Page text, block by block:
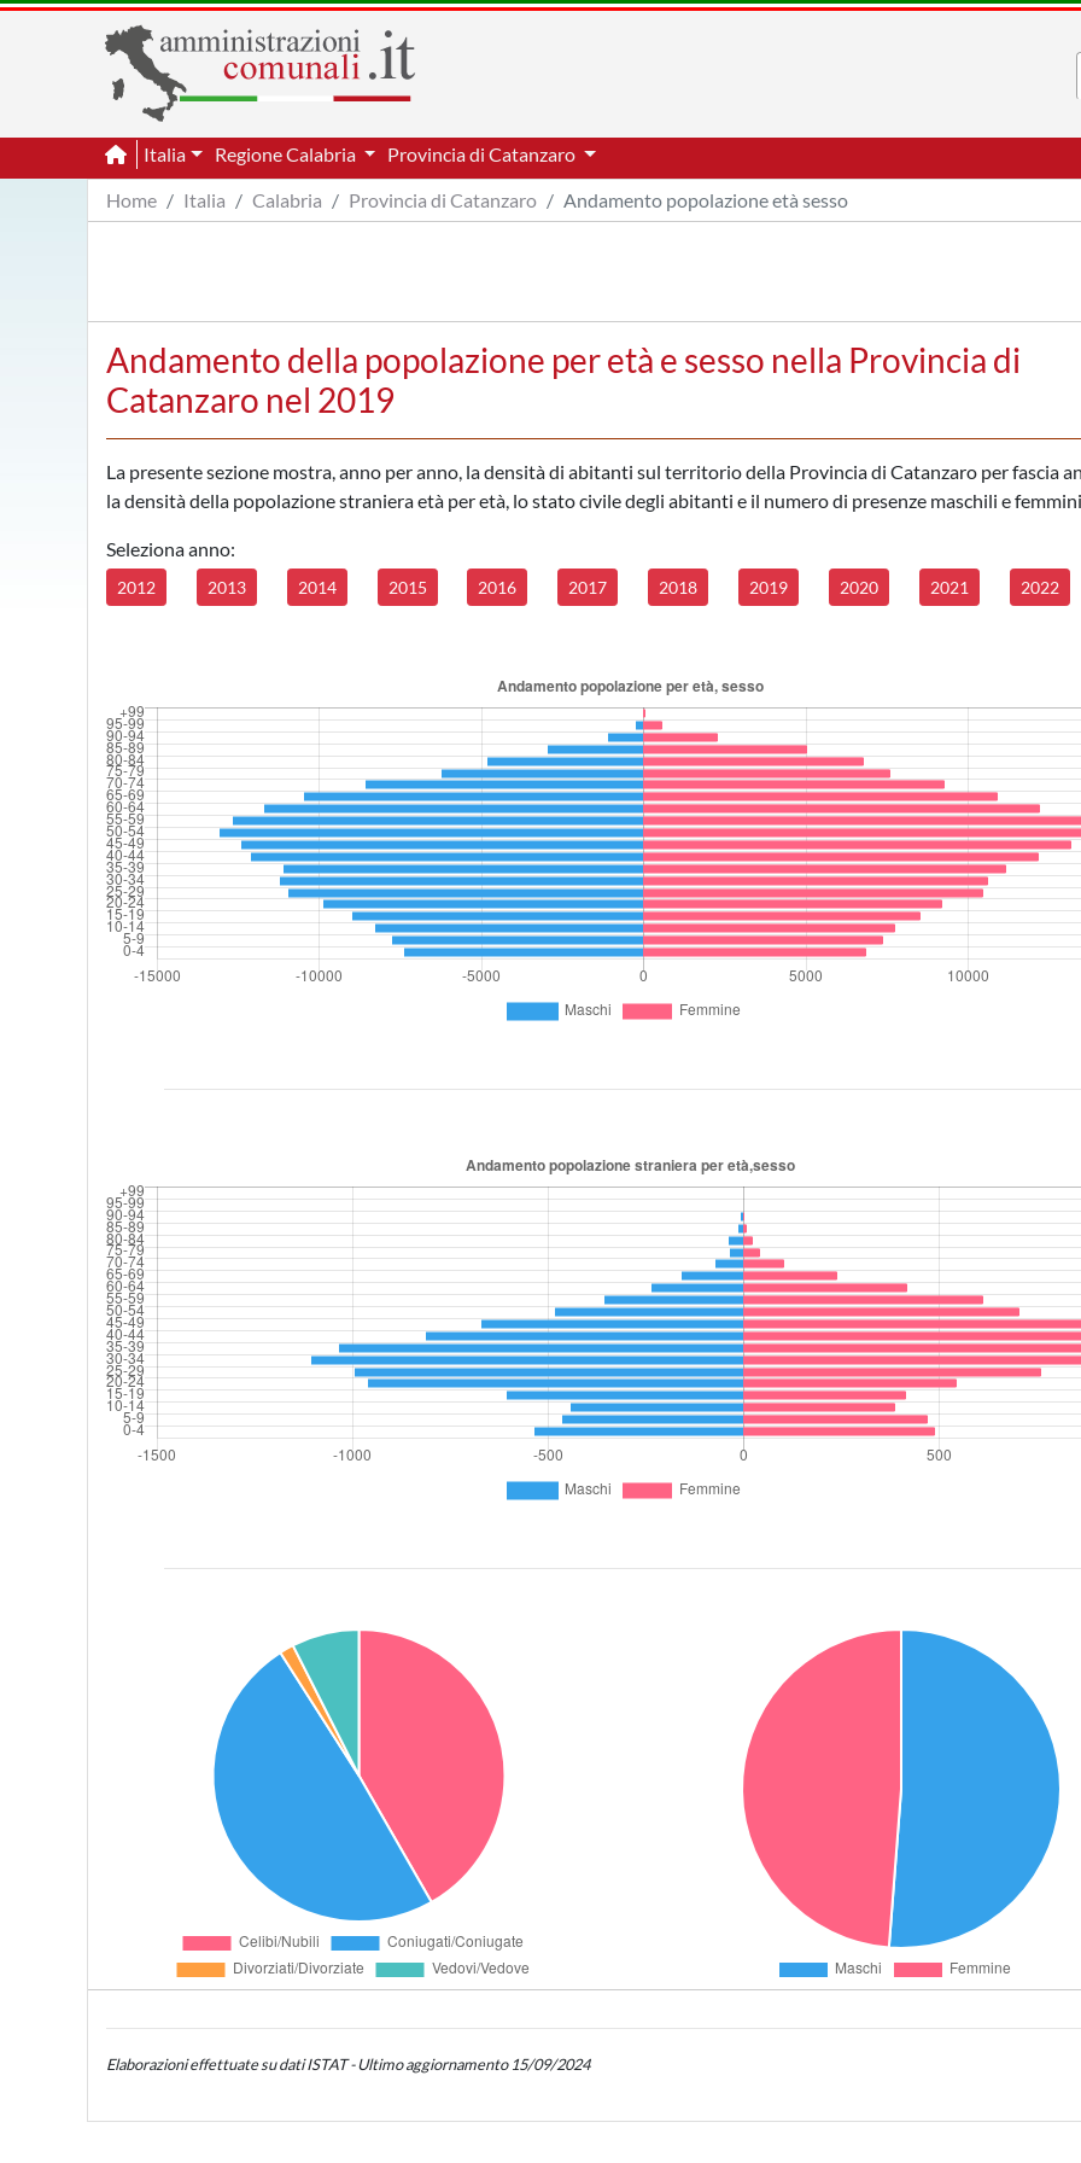
Italia Regione Calabria
Provincia di Catanzaro
Home
Italia Calabria Provincia di Catanzaro Andamento popolazione età sesso
Andamento della popolazione per età e sesso nella Provincia di
Catanzaro nel 2019
La presente sezione mostra, anno per anno, la densità di abitanti sul territorio della Provincia di Catanzaro per fascia
la densità della popolazione straniera età per età, lo stato civile degli abitanti e il numero di presenze maschili e
Seleziona anno:
2012 2013 2014 2015 2016 2017 2018 2019 2020 2021 2022
Elaborazioni effettuate su dati ISTAT - Ultimo aggiornamento 15/09/2024